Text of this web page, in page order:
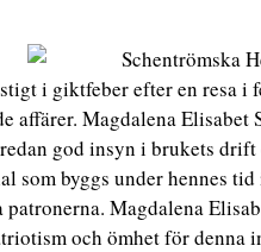
i giktfeber efter en resa
Magdalena
god insyn i brukets
som byggs under hennes
Magdalena
och ömhet för denna